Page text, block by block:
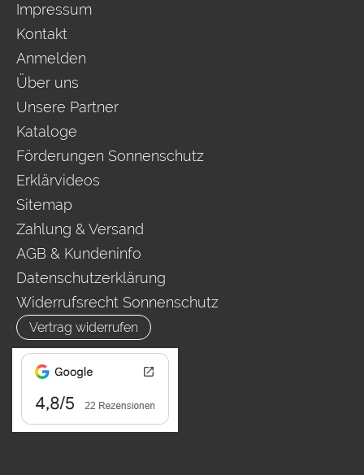
Impressum
Kontakt
Anmelden
Über uns
Unsere Partner
Kataloge
Förderungen Sonnenschutz
Erklärvideos
Sitemap
Zahlung & Versand
AGB & Kundeninfo
Datenschutzerklärung
Widerrufsrecht Sonnenschutz
Vertrag widerrufen